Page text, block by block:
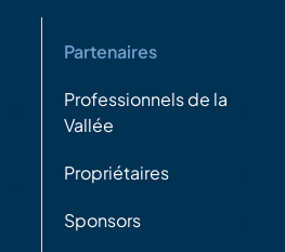
Partenaires
Professionnels de la
Vallée
Propriétaires
Sponsors